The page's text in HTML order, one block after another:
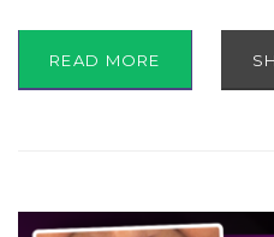
READ MORE